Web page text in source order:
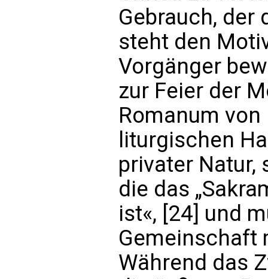
Gebrauch, der
steht den
Vorgänger
zur Feier der
Romanum
liturgischen
privater Natur,
die das
ist«, [24] und
Gemeinschaft
Während das